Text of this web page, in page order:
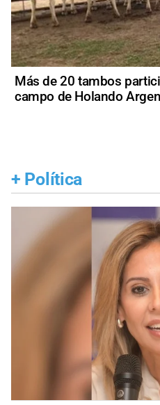
Más de 20 tambos
campo de Holando
+ Política